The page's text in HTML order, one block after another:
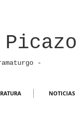
-
NOTICIAS